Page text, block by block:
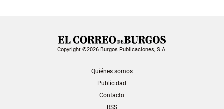
Copyright ©2026 Burgos Publicaciones, S.A.
Quiénes somos
Publicidad
Contacto